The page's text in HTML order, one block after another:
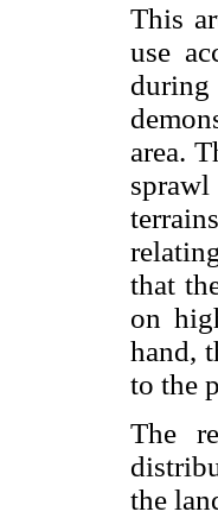
This
use
area.
that
on
hand,
to the
The
the